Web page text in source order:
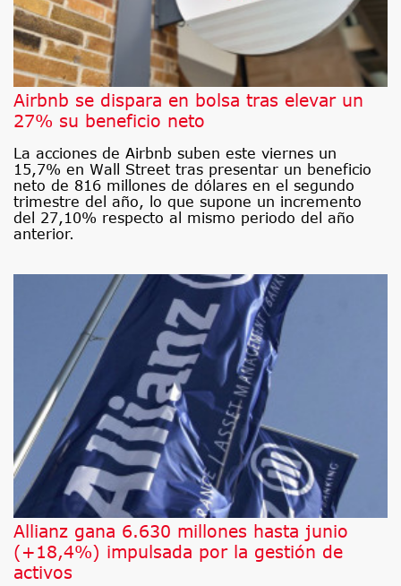
Airbnb se dispara en bolsa tras elevar un
27% su beneficio neto
La acciones de Airbnb suben este viernes un
15,7% en Wall Street tras presentar un beneficio
neto de 816 millones de dólares en el segundo
trimestre del año, lo que supone un incremento
del 27,10% respecto al mismo periodo del año
anterior.
Allianz gana 6.630 millones hasta junio
(+18,4%) impulsada por la gestión de
activos